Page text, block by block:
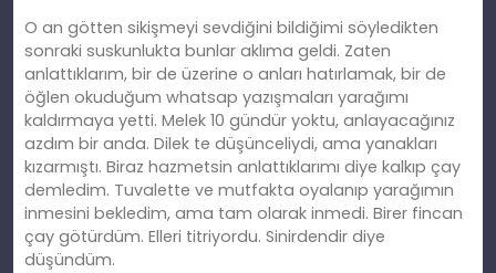
O an götten sikişmeyi sevdiğini bildiğimi söyledikten
sonraki suskunlukta bunlar aklıma geldi. Zaten
anlattıklarım, bir de üzerine o anları hatırlamak, bir de
öğlen okuduğum whatsap yazışmaları yarağımı
kaldırmaya yetti. Melek 10 gündür yoktu, anlayacağınız
azdım bir anda. Dilek te düşünceliydi, ama yanakları
kızarmıştı. Biraz hazmetsin anlattıklarımı diye kalkıp çay
demledim. Tuvalette ve mutfakta oyalanıp yarağımın
inmesini bekledim, ama tam olarak inmedi. Birer fincan
çay götürdüm. Elleri titriyordu. Sinirdendir diye
düşündüm.